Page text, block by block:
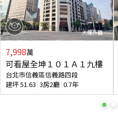
7,998萬
可看屋全坤１０１Ａ１九樓
台北市信義區信義路四段
建坪51.63 3房2廳 0.7年